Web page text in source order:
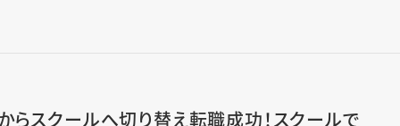
らスクールへ切り替え転職成功！スクールで